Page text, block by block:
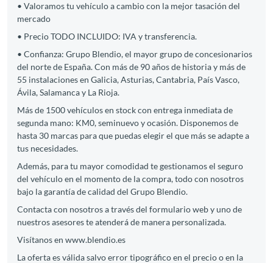
• Valoramos tu vehículo a cambio con la mejor tasación del
mercado
• Precio TODO INCLUIDO: IVA y transferencia.
• Confianza: Grupo Blendio, el mayor grupo de concesionarios
del norte de España. Con más de 90 años de historia y más de
55 instalaciones en Galicia, Asturias, Cantabria, País Vasco,
Ávila, Salamanca y La Rioja.
Más de 1500 vehículos en stock con entrega inmediata de
segunda mano: KM0, seminuevo y ocasión. Disponemos de
hasta 30 marcas para que puedas elegir el que más se adapte a
tus necesidades.
Además, para tu mayor comodidad te gestionamos el seguro
del vehículo en el momento de la compra, todo con nosotros
bajo la garantía de calidad del Grupo Blendio.
Contacta con nosotros a través del formulario web y uno de
nuestros asesores te atenderá de manera personalizada.
Visítanos en www.blendio.es
La oferta es válida salvo error tipográfico en el precio o en la